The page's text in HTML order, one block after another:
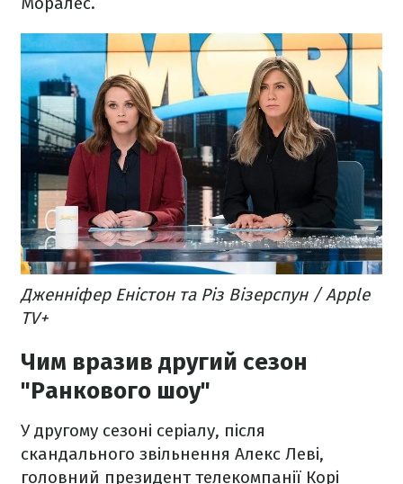
Дженніфер Еністон та Різ Візерспун / Apple
TV+
Чим вразив другий сезон
"Ранкового шоу"
У другому сезоні серіалу, після
скандального звільнення Алекс Леві,
головний президент телекомпанії Корі